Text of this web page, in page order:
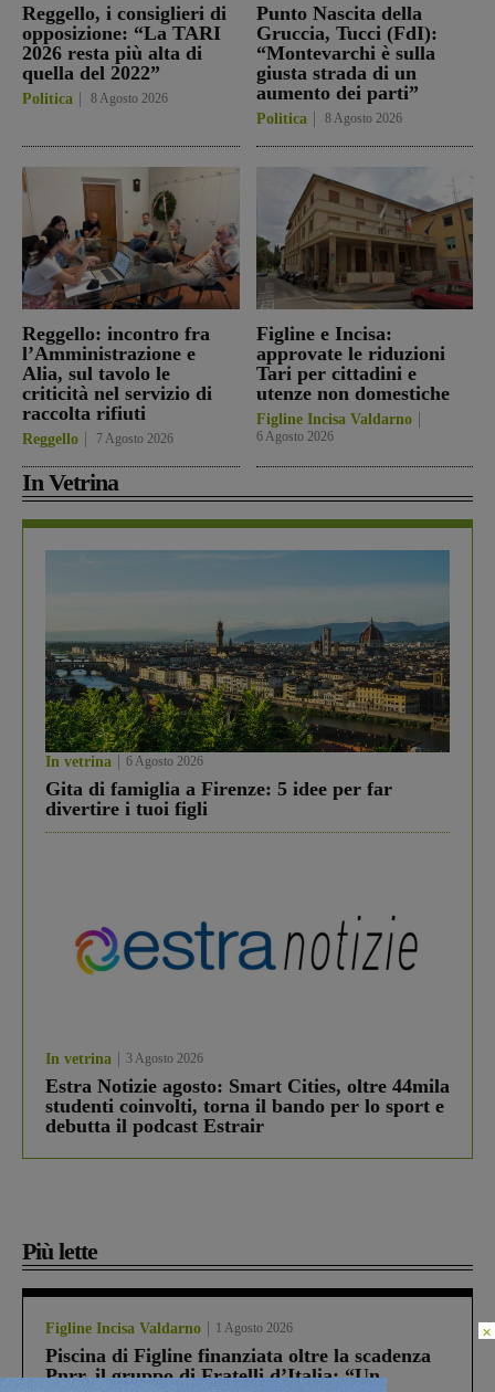
Reggello, i consiglieri di
opposizione: “La TARI
2026 resta più alta di
quella del 2022”
Politica 8 Agosto 2026
Punto Nascita della
Gruccia, Tucci (FdI):
“Montevarchi è sulla
giusta strada di un
aumento dei parti”
Politica 8 Agosto 2026
Reggello: incontro fra
l’Amministrazione e
Alia, sul tavolo le
criticità nel servizio di
raccolta rifiuti
Reggello 7 Agosto 2026
Figline e Incisa:
approvate le riduzioni
Tari per cittadini e
utenze non domestiche
Figline Incisa Valdarno
6 Agosto 2026
In Vetrina
In vetrina 6 Agosto 2026
Gita di famiglia a Firenze: 5 idee per far
divertire i tuoi figli
In vetrina 3 Agosto 2026
Estra Notizie agosto: Smart Cities, oltre 44mila
studenti coinvolti, torna il bando per lo sport e
debutta il podcast Estrair
Più lette
Figline Incisa Valdarno 1 Agosto 2026
Piscina di Figline finanziata oltre la scadenza
Pnrr, il gruppo di Fratelli d’Italia: “Un
×